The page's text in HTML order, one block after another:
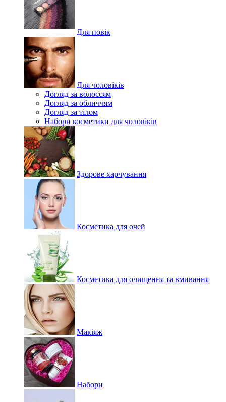
Для повік
Для чоловіків
Догляд за волоссям
Догляд за обличчям
Догляд за тілом
Набори косметики для чоловіків
Здорове харчування
Косметика для очей
Косметика для очищення та вмивання
Макіяж
Набори